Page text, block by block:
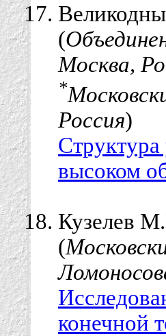
(
Москва,
*
Россия)
высоком
Кузелев
(
конечной